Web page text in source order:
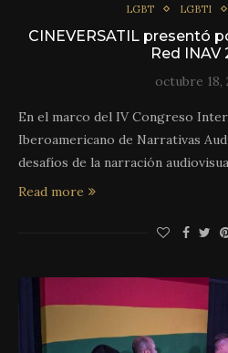
LGBT
LGBTI
CINEVERSATIL presentó
Red INAV
octubre 18,
En el marco del IV Congreso
Iberoamericano de Narrativas
desafíos de la narración
Read more